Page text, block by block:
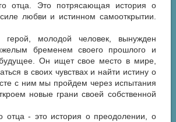
отца. Это потрясающая история о
любви и истинном самооткрытии.
молодой человек, вынужден
бременем своего прошлого и
будущее. Он ищет свое место в мире,
в своих чувствах и найти истину о
с ним мы пройдем через испытания
новые грани своей собственной
отца - это история о преодолении, о